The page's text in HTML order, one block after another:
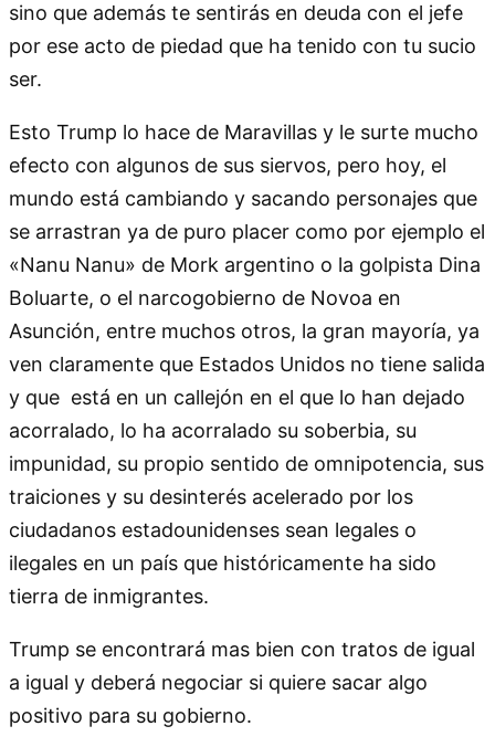
sino que además te sentirás en deuda con el jefe
por ese acto de piedad que ha tenido con tu sucio
ser.
Esto Trump lo hace de Maravillas y le surte mucho
efecto con algunos de sus siervos, pero hoy, el
mundo está cambiando y sacando personajes que
se arrastran ya de puro placer como por ejemplo el
«Nanu Nanu» de Mork argentino o la golpista Dina
Boluarte, o el narcogobierno de Novoa en
Asunción, entre muchos otros, la gran mayoría, ya
ven claramente que Estados Unidos no tiene salida
y que está en un callejón en el que lo han dejado
acorralado, lo ha acorralado su soberbia, su
impunidad, su propio sentido de omnipotencia, sus
traiciones y su desinterés acelerado por los
ciudadanos estadounidenses sean legales o
ilegales en un país que históricamente ha sido
tierra de inmigrantes.
Trump se encontrará mas bien con tratos de igual
a igual y deberá negociar si quiere sacar algo
positivo para su gobierno.